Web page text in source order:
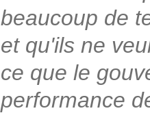
beaucoup de
et qu'ils ne
ce que le
performance